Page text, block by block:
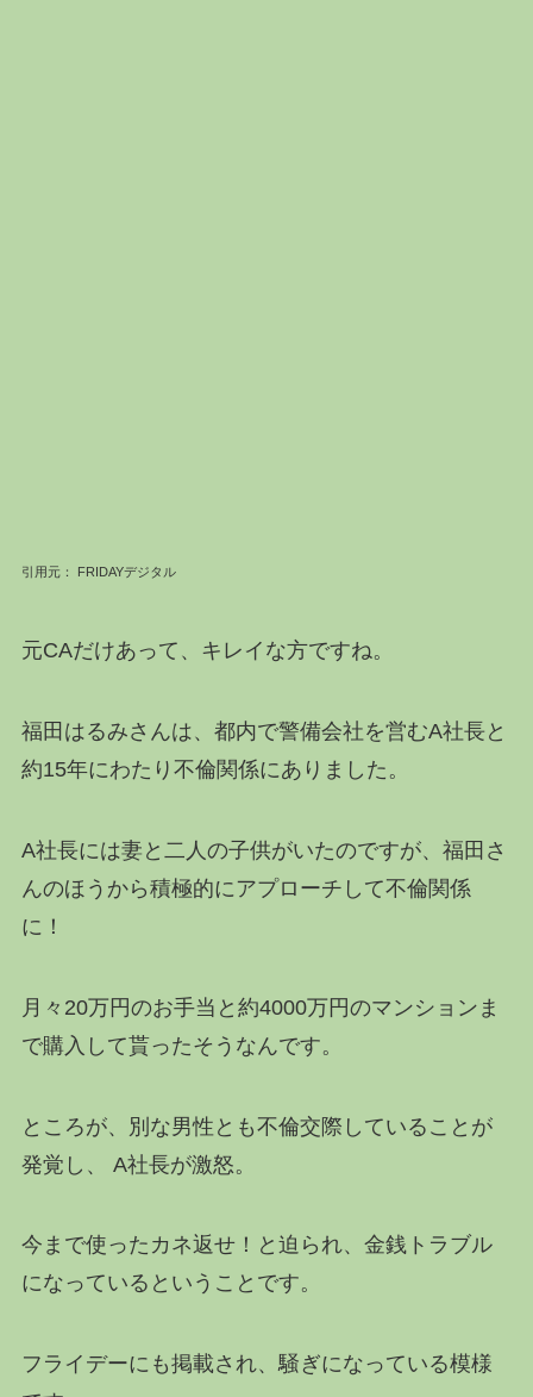
引用元： FRIDAYデジタル
元CAだけあって、キレイな方ですね。
福田はるみさんは、都内で警備会社を営むA社長と
約15年にわたり不倫関係にありました。
A社長には妻と二人の子供がいたのですが、福田さ
んのほうから積極的にアプローチして不倫関係
に！
月々20万円のお手当と約4000万円のマンションま
で購入して貰ったそうなんです。
ところが、別な男性とも不倫交際していることが
発覚し、 A社長が激怒。
今まで使ったカネ返せ！と迫られ、金銭トラブル
になっているということです。
フライデーにも掲載され、騒ぎになっている模様